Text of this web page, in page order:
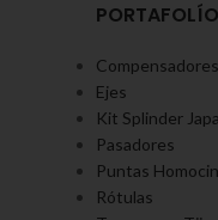
PORTAFOLÍO
Compensadores
Ejes
Kit Splinder
Pasadores
Puntas
Rótulas